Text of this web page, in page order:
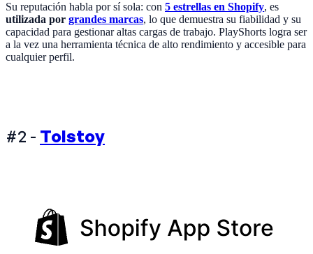
Su reputación habla por sí sola: con 5 estrellas en Shopify, es
utilizada por grandes marcas, lo que demuestra su fiabilidad y su
capacidad para gestionar altas cargas de trabajo. PlayShorts logra ser
a la vez una herramienta técnica de alto rendimiento y accesible para
cualquier perfil.
#2 - Tolstoy